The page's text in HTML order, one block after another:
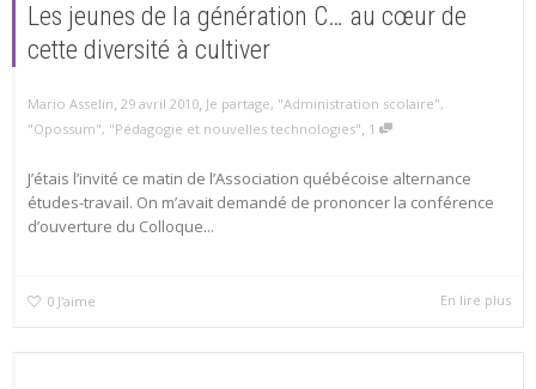
Les jeunes de la génération C… au cœur de
cette diversité à cultiver
Mario Asselin, 29 avril 2010, Je partage, "Administration scolaire",
"Opossum", "Pédagogie et nouvelles technologies", 1
J’étais l’invité ce matin de l’Association québécoise alternance
études-travail. On m’avait demandé de prononcer la conférence
d’ouverture du Colloque...
0 J'aime En lire plus